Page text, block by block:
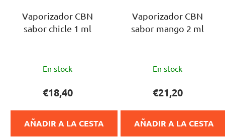
Vaporizador CBN
sabor chicle 1 ml
valoración
del
producto
es
En stock
€18,40
AÑADIR A LA CESTA
Vaporizador CBN
sabor mango 2 ml
valoración
del
producto
es
En stock
€21,20
AÑADIR A LA CESTA